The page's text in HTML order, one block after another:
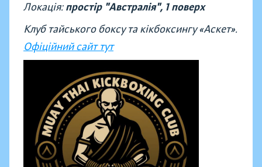
Локація:простір "Австралія", 1 поверх
Клуб тайського боксу та кікбоксингу «Аскет».
Офіційний сайт тут